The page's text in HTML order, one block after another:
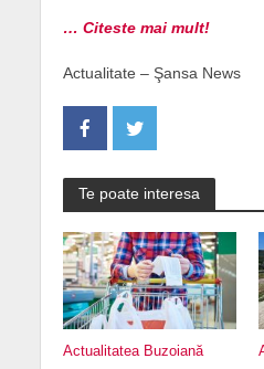
… Citeste mai mult!
Actualitate – Şansa News
Te poate interesa
Actualitatea Buzoiană